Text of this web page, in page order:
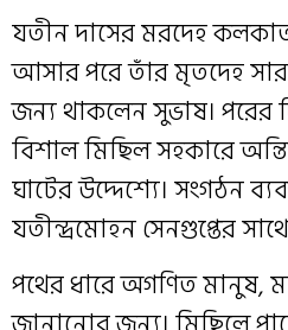
যতীন দাসের মরদেহ
আসার পরে তাঁর মৃতদেহ
জন্য থাকলেন সুভাষ।
বিশাল মিছিল সহকারে
ঘাটের উদ্দেশ্যে। সংগঠন
যতীন্দ্রমোহন সেনগুপ্তের
পথের ধারে অগণিত মানুষ,